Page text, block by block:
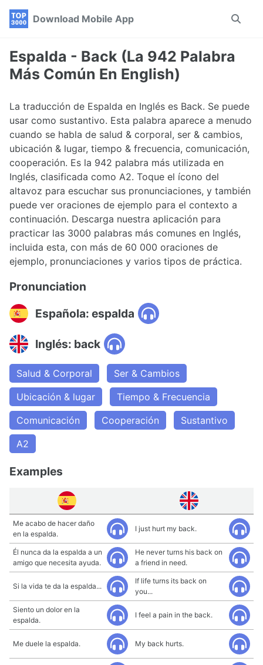
Skip
navigation
Skip
Skip
Download Mobile App
Toggle
Espalda - Back (La 942 Palabra
Más Común En English)
La traducción de Espalda en Inglés es Back. Se puede
usar como sustantivo. Esta palabra aparece a menudo
cuando se habla de salud & corporal, ser & cambios,
ubicación & lugar, tiempo & frecuencia, comunicación,
cooperación. Es la 942 palabra más utilizada en
Inglés, clasificada como A2. Toque el ícono del
altavoz para escuchar sus pronunciaciones, y también
puede ver oraciones de ejemplo para el contexto a
continuación. Descarga nuestra aplicación para
practicar las 3000 palabras más comunes en Inglés,
incluida esta, con más de 60 000 oraciones de
ejemplo, pronunciaciones y varios tipos de práctica.
Pronunciation
Española: espalda
Inglés: back
Salud & Corporal
Ser & Cambios
Ubicación & lugar
Tiempo & Frecuencia
Comunicación
Cooperación
Sustantivo
A2
Examples
Me acabo de hacer daño
en la espalda.
I just hurt my back.
Él nunca da la espalda a un
amigo que necesita ayuda.
He never turns his back on
a friend in need.
Si la vida te da la espalda...
If life turns its back on
you...
Siento un dolor en la
espalda.
I feel a pain in the back.
Me duele la espalda. My back hurts.